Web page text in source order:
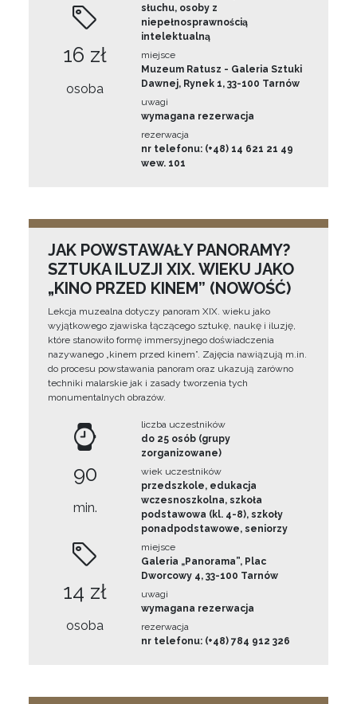
16 zł
osoba
słuchu, osoby z
niepełnosprawnością
intelektualną
miejsce
Muzeum Ratusz - Galeria Sztuki
Dawnej, Rynek 1, 33-100 Tarnów
uwagi
wymagana rezerwacja
rezerwacja
nr telefonu: (+48) 14 621 21 49
wew. 101
JAK POWSTAWAŁY PANORAMY?
SZTUKA ILUZJI XIX. WIEKU JAKO
„KINO PRZED KINEM” (NOWOŚĆ)
Lekcja muzealna dotyczy panoram XIX. wieku jako
wyjątkowego zjawiska łączącego sztukę, naukę i iluzję,
które stanowiło formę immersyjnego doświadczenia
nazywanego „kinem przed kinem”. Zajęcia nawiązują m.in.
do procesu powstawania panoram oraz ukazują zarówno
techniki malarskie jak i zasady tworzenia tych
monumentalnych obrazów.
90
min.
14 zł
osoba
liczba uczestników
do 25 osób (grupy
zorganizowane)
wiek uczestników
przedszkole, edukacja
wczesnoszkolna, szkoła
podstawowa (kl. 4-8), szkoły
ponadpodstawowe, seniorzy
miejsce
Galeria „Panorama”, Plac
Dworcowy 4, 33-100 Tarnów
uwagi
wymagana rezerwacja
rezerwacja
nr telefonu: (+48) 784 912 326